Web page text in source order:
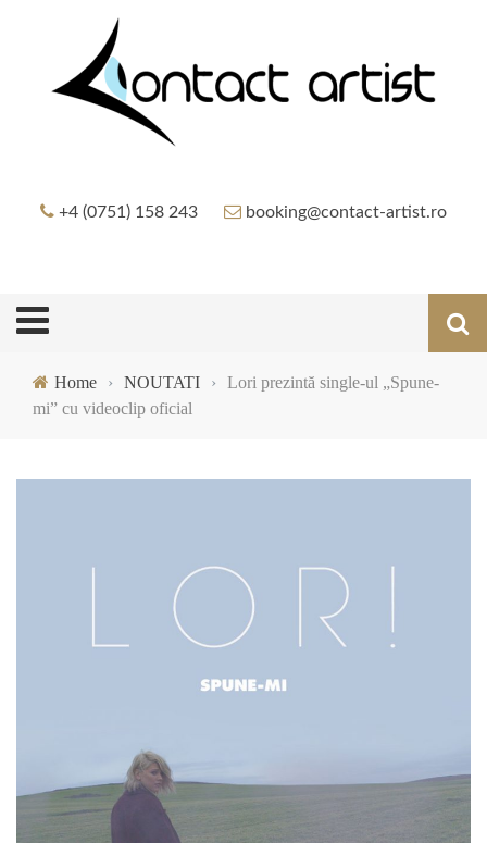
+4 (0751) 158 243 booking@contact-artist.ro
Home › NOUTATI ›
Lori prezintă single-ul „Spune-
mi” cu videoclip oficial